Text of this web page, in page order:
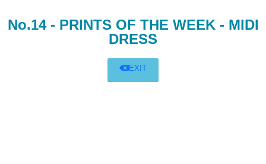
No.14 - PRINTS OF THE WEEK - MIDI
DRESS
EXIT